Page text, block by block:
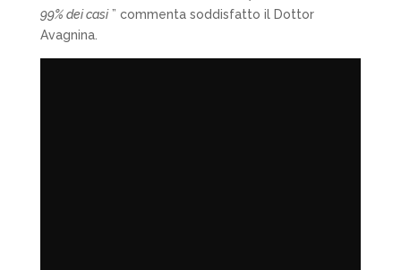
99% dei casi” commenta soddisfatto il Dottor
Avagnina.